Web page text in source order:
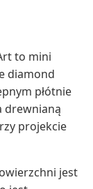
to mini
diamond
płótnie
drewnianą
projekcie
jest